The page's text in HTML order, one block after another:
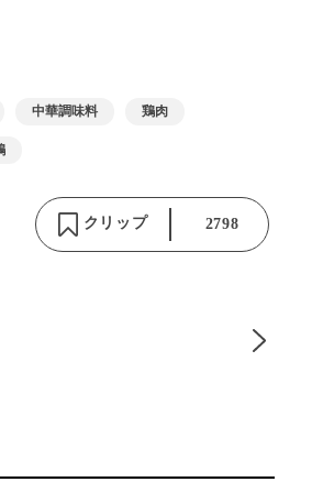
中華調味料 鶏肉
クリップ 2798